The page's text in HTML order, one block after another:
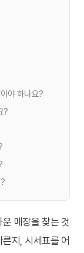
야 하나요?
?
매장을 찾는 것
지, 시세표를 어